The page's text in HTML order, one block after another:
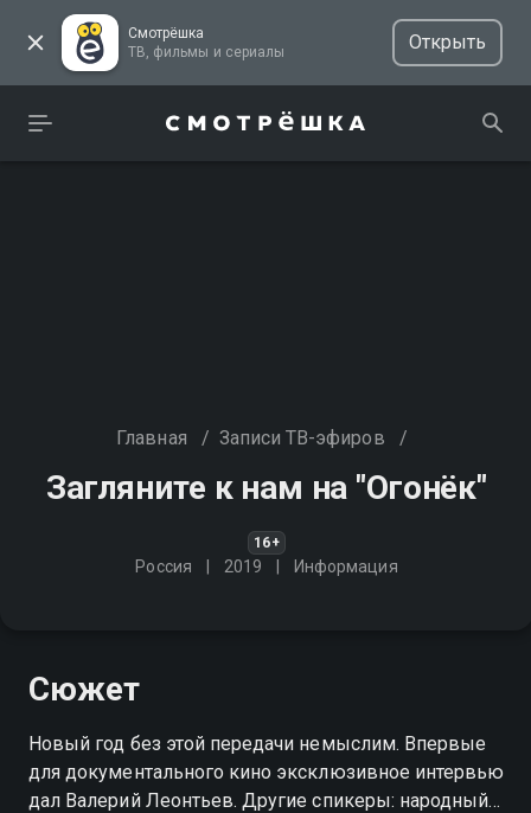
Смотрёшка
ТВ, фильмы и сериалы
Открыть
Главная / Записи ТВ-эфиров /
Загляните к нам на "Огонёк"
16+
Россия 2019 Информация
Сюжет
Новый год без этой передачи немыслим. Впервые
для документального кино эксклюзивное интервью
дал Валерий Леонтьев. Другие спикеры: народный